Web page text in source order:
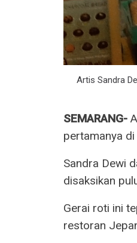
Artis Sandra
SEMARANG-
pertamanya
Sandra Dewi
disaksikan
Gerai roti ini
restoran